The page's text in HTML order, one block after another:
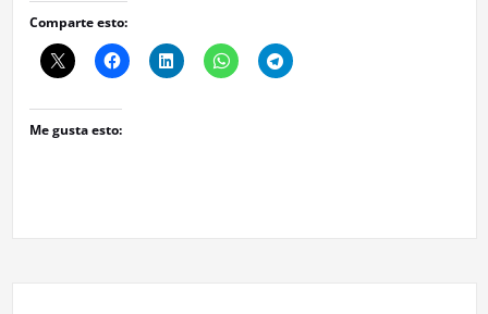
Comparte esto:
Me gusta esto: